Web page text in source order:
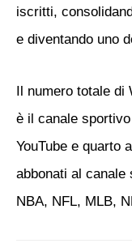
iscritti,
e diventando uno
Il numero totale
è il canale
YouTube e quarto
abbonati al canale
NBA, NFL, MLB,